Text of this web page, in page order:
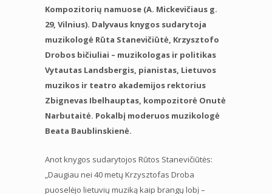
Kompozitorių namuose (A. Mickevičiaus g.
29, Vilnius). Dalyvaus knygos sudarytoja
muzikologė Rūta Stanevičiūtė, Krzysztofo
Drobos bičiuliai – muzikologas ir politikas
Vytautas Landsbergis, pianistas, Lietuvos
muzikos ir teatro akademijos rektorius
Zbignevas Ibelhauptas, kompozitorė Onutė
Narbutaitė. Pokalbį moderuos muzikologė
Beata Baublinskienė.
Anot knygos sudarytojos Rūtos Stanevičiūtės:
„Daugiau nei 40 metų Krzysztofas Droba
puoselėjo lietuvių muziką kaip brangų lobį –